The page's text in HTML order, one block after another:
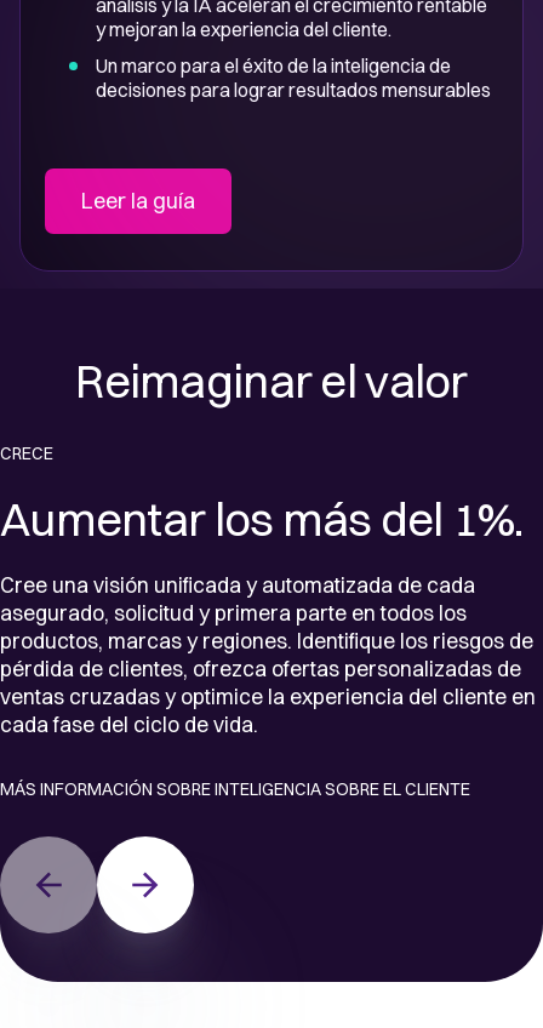
análisis y la IA aceleran el crecimiento rentable
y mejoran la experiencia del cliente.
Un marco para el éxito de la inteligencia de
decisiones para lograr resultados mensurables
Leer la guía
Reimaginar el valor
CRECE
Aumentar los más del 1%.
Cree una visión unificada y automatizada de cada
asegurado, solicitud y primera parte en todos los
productos, marcas y regiones. Identifique los riesgos de
pérdida de clientes, ofrezca ofertas personalizadas de
ventas cruzadas y optimice la experiencia del cliente en
cada fase del ciclo de vida.
MÁS INFORMACIÓN SOBRE INTELIGENCIA SOBRE EL CLIENTE
Previous Next